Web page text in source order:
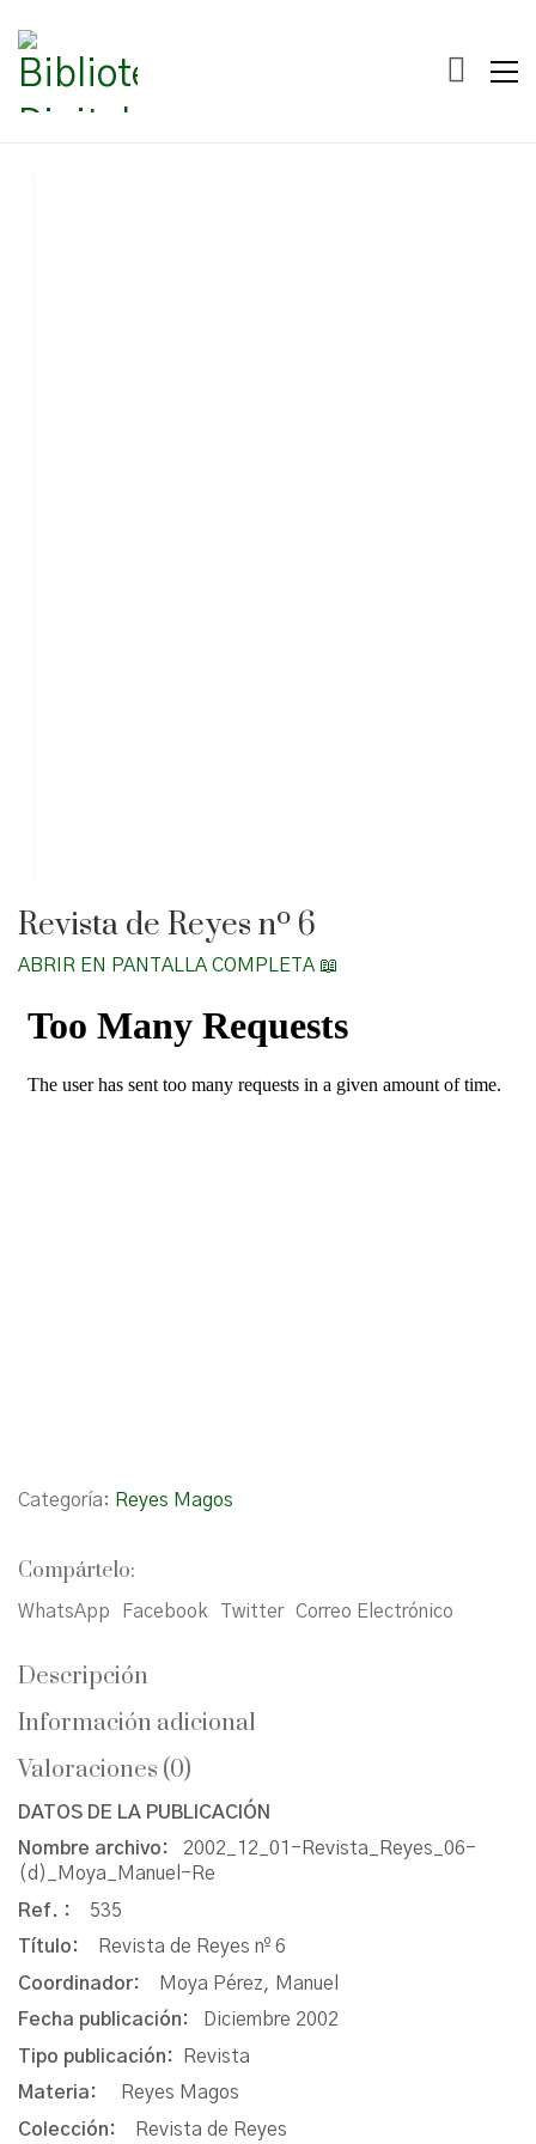
Revista de Reyes nº 6
ABRIR EN PANTALLA COMPLETA 📖
Categoría: Reyes Magos
Compártelo:
WhatsApp Facebook Twitter Correo Electrónico
Descripción
Información adicional
Valoraciones (0)
DATOS DE LA PUBLICACIÓN
Nombre archivo: 2002_12_01-Revista_Reyes_06-
(d)_Moya_Manuel-Re
Ref. : 535
Título:
Revista de Reyes nº 6
Coordinador:
Moya Pérez, Manuel
Fecha publicación:
Diciembre 2002
Tipo publicación:
Revista
Materia:
Reyes Magos
Colección:
Revista de Reyes